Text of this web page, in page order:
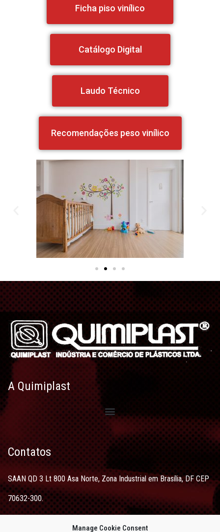
Manage Cookie Consent
Ficha piso vinílico
Catálogo Digital
Laudo Técnico
Recomendações peso vinílico
A Quimiplast
Contatos
SAAN QD 3 Lt 800 Asa Norte, Zona Industrial em Brasília, DF CEP
70632-300.
quimiplastvendas@hotmail.com